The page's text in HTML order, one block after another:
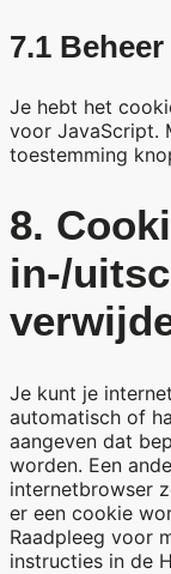
7.1
Je hebt het
voor JavaScript.
toestemming
8.
in-/
Je kunt je
automatisch of
aangeven dat
worden. Een
internetbrowser
er een cookie
Raadpleeg voor
instructies in de